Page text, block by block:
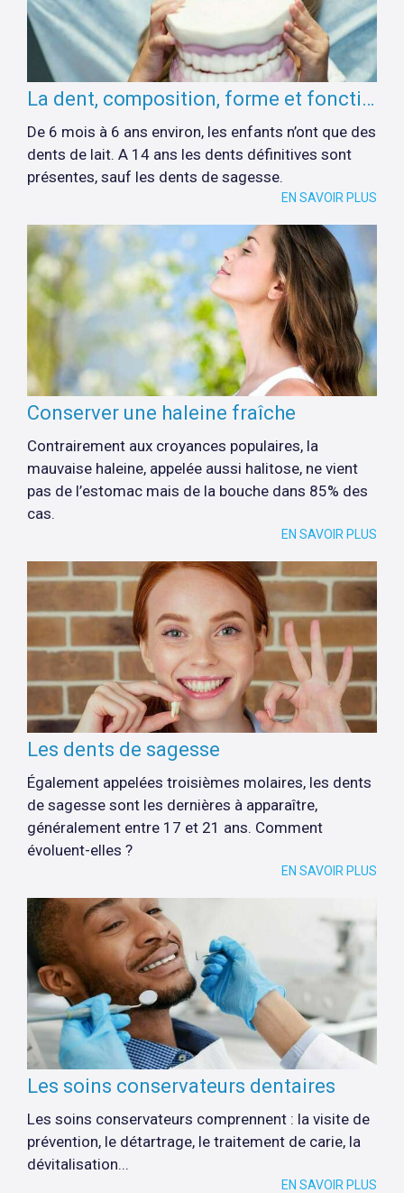
La dent, composition, forme et fonction
De 6 mois à 6 ans environ, les enfants n’ont que des
dents de lait. A 14 ans les dents définitives sont
présentes, sauf les dents de sagesse.
EN SAVOIR PLUS
Conserver une haleine fraîche
Contrairement aux croyances populaires, la
mauvaise haleine, appelée aussi halitose, ne vient
pas de l’estomac mais de la bouche dans 85% des
cas.
EN SAVOIR PLUS
Les dents de sagesse
Également appelées troisièmes molaires, les dents
de sagesse sont les dernières à apparaître,
généralement entre 17 et 21 ans. Comment
évoluent-elles ?
EN SAVOIR PLUS
Les soins conservateurs dentaires
Les soins conservateurs comprennent : la visite de
prévention, le détartrage, le traitement de carie, la
dévitalisation...
EN SAVOIR PLUS